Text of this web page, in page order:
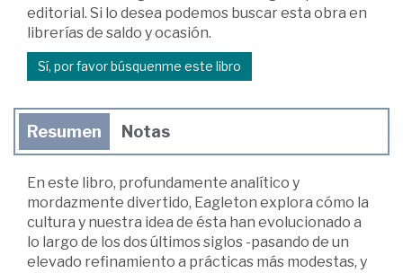
editorial. Si lo desea podemos buscar esta obra en
librerías de saldo y ocasión.
Sí, por favor búsquenme este libro
Resumen Notas
En este libro, profundamente analítico y
mordazmente divertido, Eagleton explora cómo la
cultura y nuestra idea de ésta han evolucionado a
lo largo de los dos últimos siglos -pasando de un
elevado refinamiento a prácticas más modestas, y